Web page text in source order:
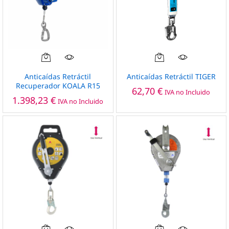
de
producto
Anticaídas Retráctil
Recuperador KOALA R15
1.398,23€ IVA no Incluido
Anticaídas Retráctil TIGER
62,70€ IVA no Incluido